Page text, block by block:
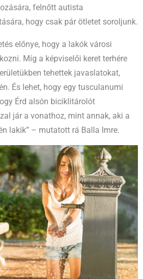
felnőtt autista
hogy csak pár ötletet soroljunk.
előnye, hogy a lakók városi
Míg a képviselői keret terhére
tehettek javaslatokat,
És lehet, hogy egy tusculanumi
Érd alsón biciklitárolót
jár a vonathoz, mint annak, aki a
lakik” – mutatott rá Balla Imre.